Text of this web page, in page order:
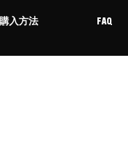
購入方法 FAQ